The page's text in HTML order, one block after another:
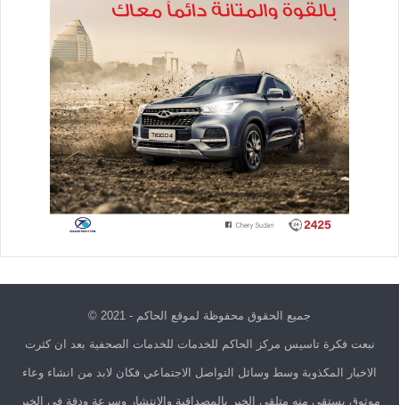
جميع الحقوق محفوظة لموقع الحاكم - 2021 ©
نبعت فكرة تاسيس مركز الحاكم للخدمات للخدمات الصحفية بعد ان كثرت
الاخبار المكذوبة وسط وسائل التواصل الاجتماعي فكان لابد من انشاء وعاء
موثوق يستقي منه متلقي الخبر بالمصداقية والانتشار وسرعة ودقة في الخبر